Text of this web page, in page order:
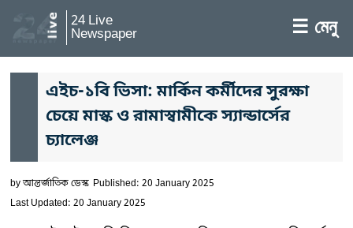
24 Live
Newspaper ☰ মেনু
এইচ-১বি ভিসা: মার্কিন কর্মীদের সুরক্ষা
চেয়ে মাস্ক ও রামাস্বামীকে স্যান্ডার্সের
চ্যালেঞ্জ
byআন্তর্জাতিক ডেস্ক Published: 20 January 2025
Last Updated: 20 January 2025